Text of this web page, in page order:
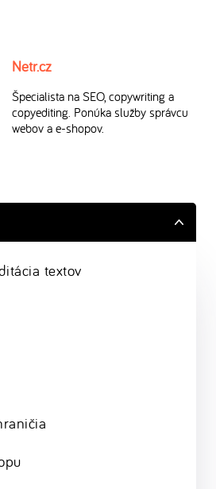
Netr.cz
Špecialista na SEO, copywriting a
copyediting. Ponúka služby správcu
webov a e-shopov.
textov